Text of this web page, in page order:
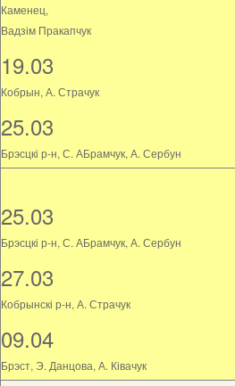
Каменец,
Вадзім Пракапчук
19.03
Кобрын, А. Страчук
25.03
Брэсцкі р-н, С. АБрамчук, А. Сербун
25.03
Брэсцкі р-н, С. АБрамчук, А. Сербун
27.03
Кобрынскі р-н, А. Страчук
09.04
Брэст, Э. Данцова, А. Ківачук